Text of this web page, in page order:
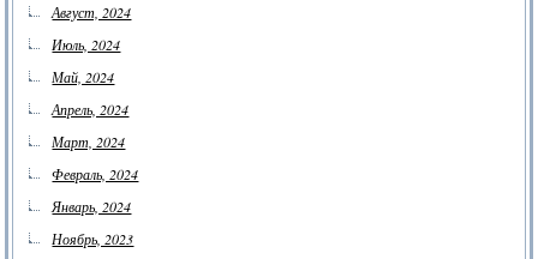
Август, 2024
Июль, 2024
Май, 2024
Апрель, 2024
Март, 2024
Февраль, 2024
Январь, 2024
Ноябрь, 2023